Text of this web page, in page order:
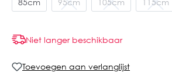
85cm 95cm 105cm 115cm
Niet langer beschikbaar
Toevoegen aan verlanglijst